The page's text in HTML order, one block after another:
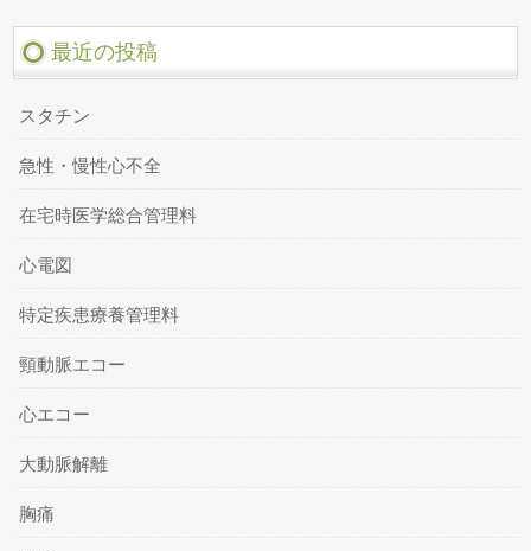
最近の投稿
スタチン
急性・慢性心不全
在宅時医学総合管理料
心電図
特定疾患療養管理料
頸動脈エコー
心エコー
大動脈解離
胸痛